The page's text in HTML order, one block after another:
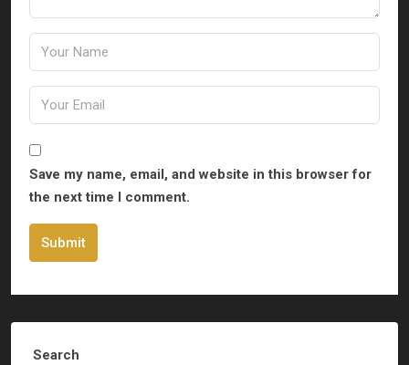
Save my name, email, and website in this browser for
the next time I comment.
Submit
Search